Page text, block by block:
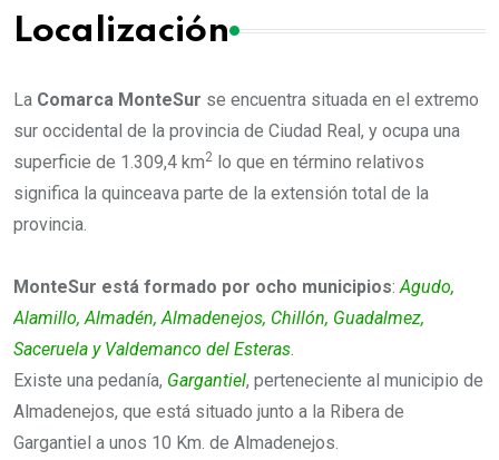
Localización
La Comarca MonteSur se encuentra situada en el extremo
sur occidental de la provincia de Ciudad Real, y ocupa una
superficie de 1.309,4 km2 lo que en término relativos
significa la quinceava parte de la extensión total de la
provincia.
MonteSur está formado por ocho municipios:Agudo,
Alamillo, Almadén, Almadenejos, Chillón, Guadalmez,
Saceruela y Valdemanco del Esteras.
Existe una pedanía, Gargantiel, perteneciente al municipio de
Almadenejos, que está situado junto a la Ribera de
Gargantiel a unos 10 Km. de Almadenejos.